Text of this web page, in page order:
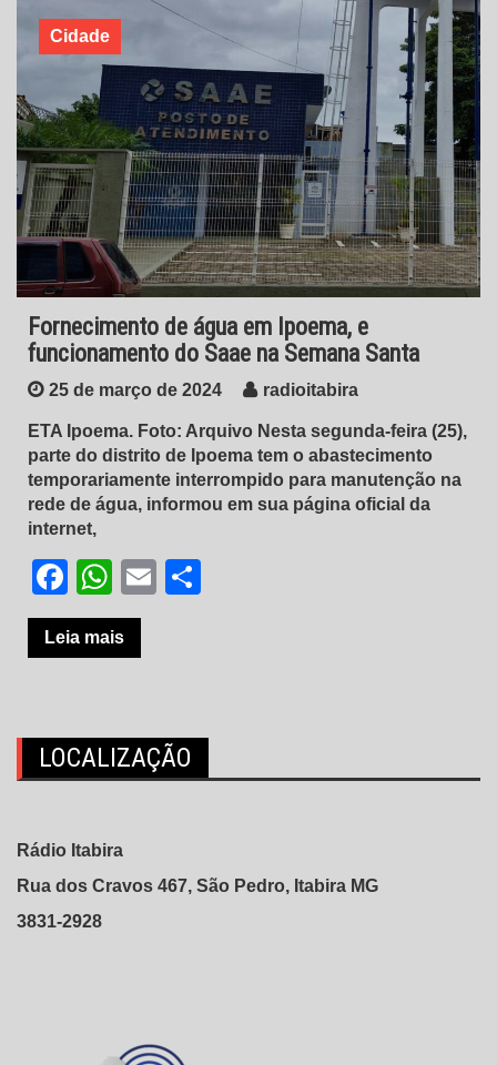
Cidade
Fornecimento de água em Ipoema, e
funcionamento do Saae na Semana Santa
25 de março de 2024 radioitabira
ETA Ipoema. Foto: Arquivo Nesta segunda-feira (25),
parte do distrito de Ipoema tem o abastecimento
temporariamente interrompido para manutenção na
rede de água, informou em sua página oficial da
internet,
Facebook
WhatsApp
Email
Leia mais
LOCALIZAÇÃO
Rádio Itabira
Rua dos Cravos 467, São Pedro, Itabira MG
3831-2928